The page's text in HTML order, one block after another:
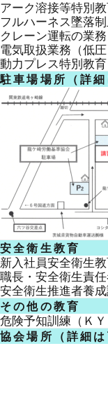
アーク溶接等特別
フルハーネス墜落
クレーン運転の業務
電気取扱業務（低圧
動力プレス特別教育
駐車場場所（詳
安全衛生教育
新入社員安全衛生
職長・安全衛生責
安全衛生推進者養
その他の教育
危険予知訓練（Ｋ
協会場所（詳細は